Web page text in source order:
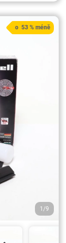
1/9
o 53 % méně